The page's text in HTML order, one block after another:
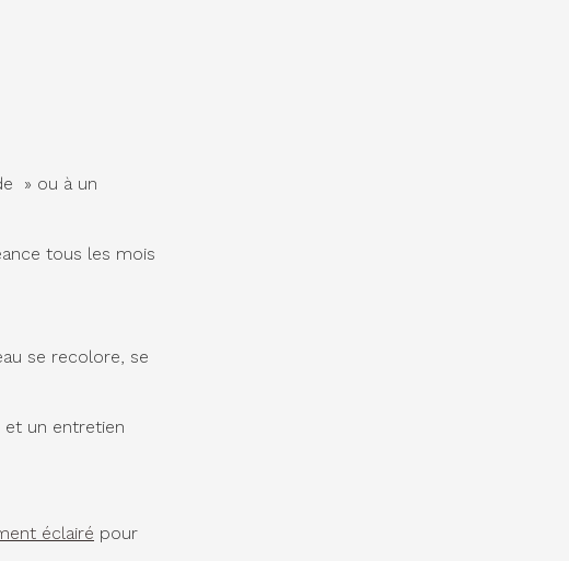
» ou à un
tous les mois
se recolore, se
et un entretien
éclairé pour